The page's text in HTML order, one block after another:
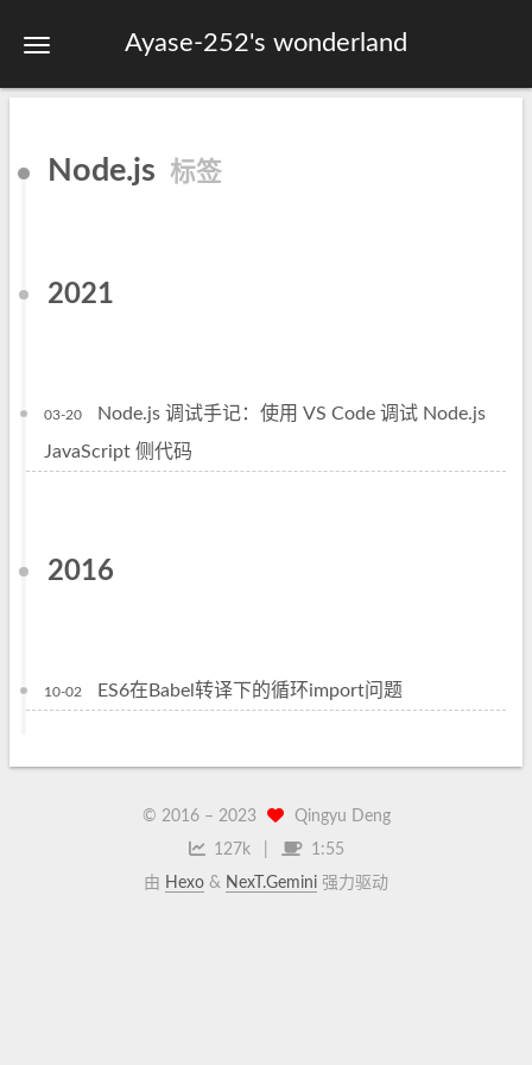
Ayase-252's wonderland
关于
归档
Node.js 标签
2021
03-20
Node.js 调试手记：使用 VS Code 调试 Node.js
JavaScript 侧代码
2016
10-02 ES6在Babel转译下的循环import问题
© 2016 – 2023
Qingyu Deng
127k
1:55
由 Hexo & NexT.Gemini 强力驱动